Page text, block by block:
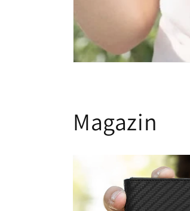
Magazin